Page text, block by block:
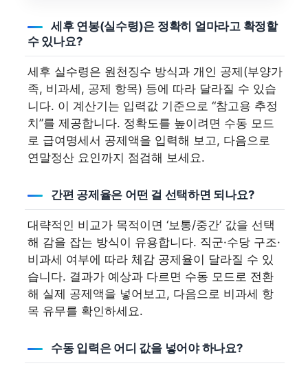
세후 연봉(실수령)은 정확히 얼마라고 확정할
수 있나요?
세후 실수령은 원천징수 방식과 개인 공제(부양가
족, 비과세, 공제 항목) 등에 따라 달라질 수 있습
니다. 이 계산기는 입력값 기준으로 “참고용 추정
치”를 제공합니다. 정확도를 높이려면 수동 모드
로 급여명세서 공제액을 입력해 보고, 다음으로
연말정산 요인까지 점검해 보세요.
간편 공제율은 어떤 걸 선택하면 되나요?
대략적인 비교가 목적이면 ‘보통/중간’ 값을 선택
해 감을 잡는 방식이 유용합니다. 직군·수당 구조·
비과세 여부에 따라 체감 공제율이 달라질 수 있
습니다. 결과가 예상과 다르면 수동 모드로 전환
해 실제 공제액을 넣어보고, 다음으로 비과세 항
목 유무를 확인하세요.
수동 입력은 어디 값을 넣어야 하나요?